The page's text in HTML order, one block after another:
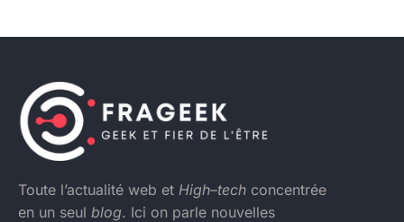
Toute l’actualité web et High–tech concentrée
en un seul blog. Ici on parle nouvelles